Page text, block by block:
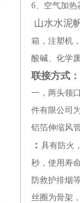
6、空气加热
山水水泥
箱，注塑机
酸碱、化学
联接方式：
一，两头领
件有限公司
铝箔伸缩风
： 具有防火
秒，使用寿
防救护排烟
丝圈为骨架